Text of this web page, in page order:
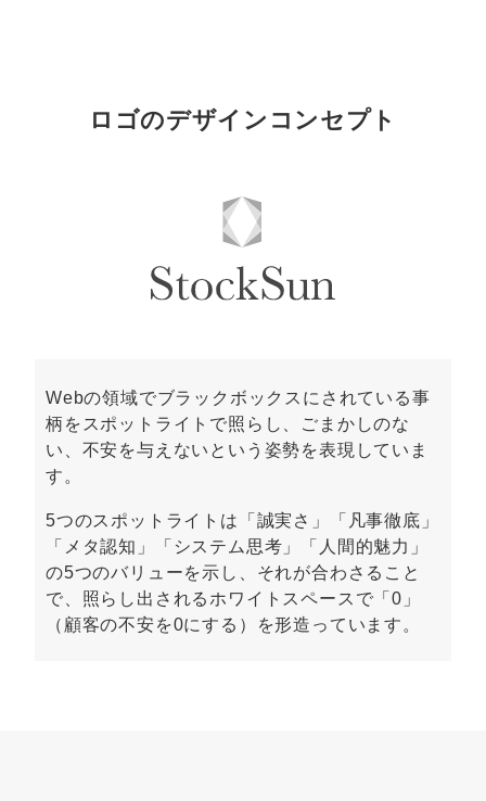
ロゴのデザインコンセプト
Webの領域でブラックボックスにされている事
柄をスポットライトで照らし、ごまかしのな
い、不安を与えないという姿勢を表現していま
す。
5つのスポットライトは「誠実さ」「凡事徹底」
「メタ認知」「システム思考」「人間的魅力」
の5つのバリューを示し、それが合わさること
で、照らし出されるホワイトスペースで「0」
（顧客の不安を0にする）を形造っています。